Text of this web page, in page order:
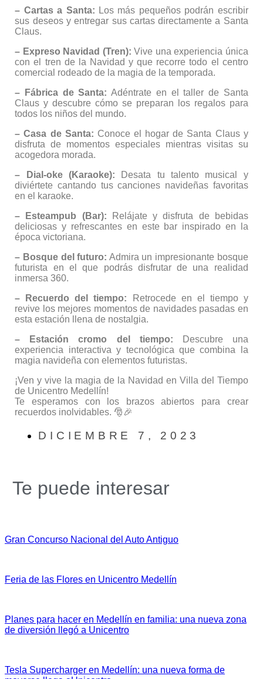
– Cartas a Santa: Los más pequeños podrán escribir
sus deseos y entregar sus cartas directamente a Santa
Claus.
– Expreso Navidad (Tren): Vive una experiencia única
con el tren de la Navidad y que recorre todo el centro
comercial rodeado de la magia de la temporada.
– Fábrica de Santa: Adéntrate en el taller de Santa
Claus y descubre cómo se preparan los regalos para
todos los niños del mundo.
– Casa de Santa: Conoce el hogar de Santa Claus y
disfruta de momentos especiales mientras visitas su
acogedora morada.
– Dial-oke (Karaoke): Desata tu talento musical y
diviértete cantando tus canciones navideñas favoritas
en el karaoke.
– Esteampub (Bar): Relájate y disfruta de bebidas
deliciosas y refrescantes en este bar inspirado en la
época victoriana.
– Bosque del futuro: Admira un impresionante bosque
futurista en el que podrás disfrutar de una realidad
inmersa 360.
– Recuerdo del tiempo: Retrocede en el tiempo y
revive los mejores momentos de navidades pasadas en
esta estación llena de nostalgia.
– Estación cromo del tiempo: Descubre una
experiencia interactiva y tecnológica que combina la
magia navideña con elementos futuristas.
¡Ven y vive la magia de la Navidad en Villa del Tiempo
de Unicentro Medellín!
Te esperamos con los brazos abiertos para crear
recuerdos inolvidables. 🎅🎉
DICIEMBRE 7, 2023
Te puede interesar
Gran Concurso Nacional del Auto Antiguo
Feria de las Flores en Unicentro Medellín
Planes para hacer en Medellín en familia: una nueva zona
de diversión llegó a Unicentro
Tesla Supercharger en Medellín: una nueva forma de